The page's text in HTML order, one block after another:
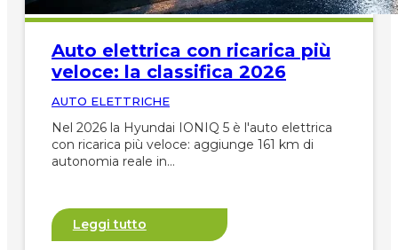
Auto elettrica con ricarica più
veloce: la classifica 2026
AUTO ELETTRICHE
Nel 2026 la Hyundai IONIQ 5 è l'auto elettrica
con ricarica più veloce: aggiunge 161 km di
autonomia reale in…
Leggi tutto